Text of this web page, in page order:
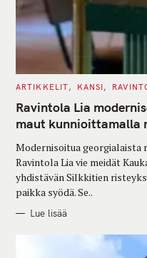
C
T
E
G
O
I
E
S
ARTIKKELIT KANSI
Ravintola Lia
maut kunnioittamalla
Modernisoitua georgialaista
Ravintola Lia vie meidät
yhdistävän Silkkitien
paikka syödä. Se..
Lue lisää